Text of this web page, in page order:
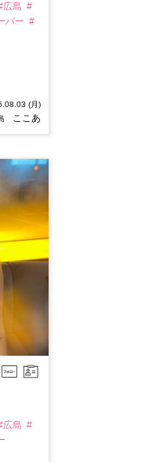
広島 #
バー #
(月)
ここあ
広島 #